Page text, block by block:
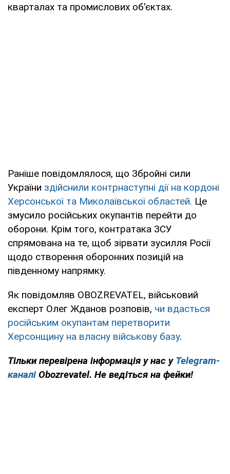
кварталах та промислових об'єктах.
Раніше повідомлялося, що Збройні сили
України здійснили контрнаступні дії на кордоні
Херсонської та Миколаївської областей. Це
змусило російських окупантів перейти до
оборони. Крім того, контратака ЗСУ
спрямована на те, щоб зірвати зусилля Росії
щодо створення оборонних позицій на
південному напрямку.
Як повідомляв OBOZREVATEL, військовий
експерт Олег Жданов розповів, чи вдасться
російським окупантам перетворити
Херсонщину на власну військову базу.
Тільки перевірена інформація у нас у Telegram-
каналі Obozrevatel. Не ведіться на фейки!